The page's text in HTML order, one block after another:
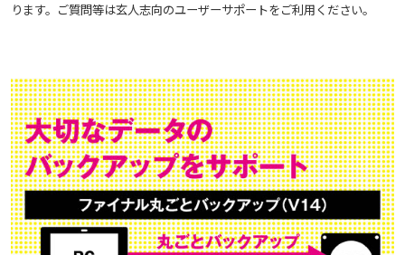
ります。ご質問等は玄人志向のユーザーサポートをご利用ください。